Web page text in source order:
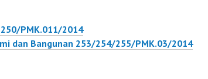
PMK.011/2014
dan Bangunan 253/254/255/PMK.03/2014